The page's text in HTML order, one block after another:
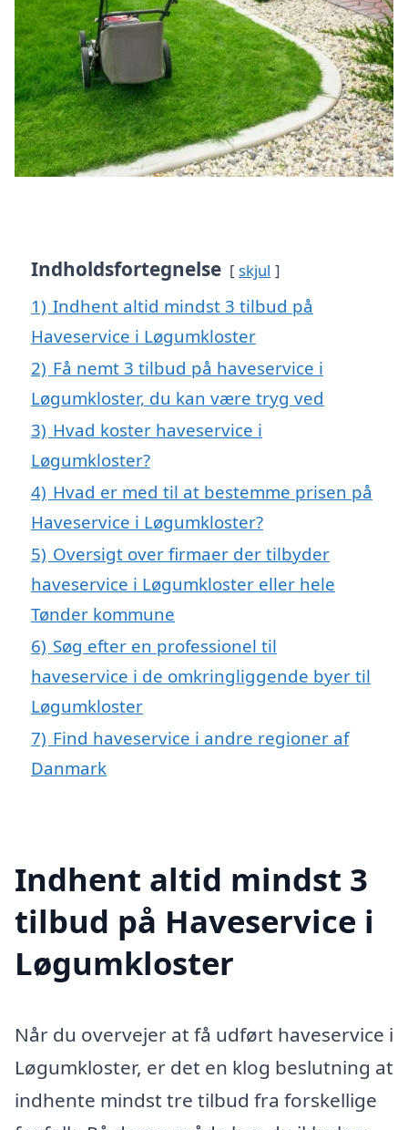
Indholdsfortegnelse skjul
1) Indhent altid mindst 3 tilbud på
Haveservice i Løgumkloster
2) Få nemt 3 tilbud på haveservice i
Løgumkloster, du kan være tryg ved
3) Hvad koster haveservice i
Løgumkloster?
4) Hvad er med til at bestemme prisen på
Haveservice i Løgumkloster?
5) Oversigt over firmaer der tilbyder
haveservice i Løgumkloster eller hele
Tønder kommune
6) Søg efter en professionel til
haveservice i de omkringliggende byer til
Løgumkloster
7) Find haveservice i andre regioner af
Danmark
Indhent altid mindst 3
tilbud på Haveservice i
Løgumkloster
Når du overvejer at få udført haveservice i
Løgumkloster, er det en klog beslutning at
indhente mindst tre tilbud fra forskellige